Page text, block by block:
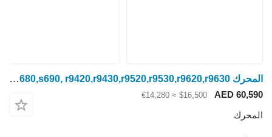
المحرك John Deere s680,s690, r9420,r9430,r9520,r9530,r9620,r9630 لـ ماكينة حصادة دراسة
AED 60,590
$16,500
≈ €14,280
المحرك